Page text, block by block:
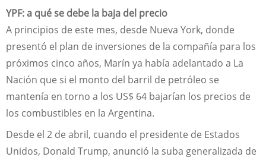
YPF: a qué se debe la baja del precio
A principios de este mes, desde Nueva York, donde
presentó el plan de inversiones de la compañía para los
próximos cinco años, Marín ya había adelantado a La
Nación que si el monto del barril de petróleo se
mantenía en torno a los US$ 64 bajarían los precios de
los combustibles en la Argentina.
Desde el 2 de abril, cuando el presidente de Estados
Unidos, Donald Trump, anunció la suba generalizada de